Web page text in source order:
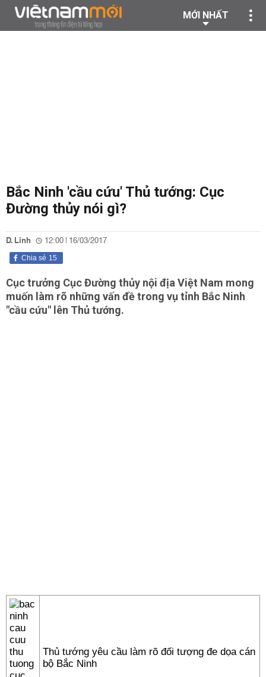
MỚI NHẤT
Bắc Ninh 'cầu cứu' Thủ tướng: Cục
Đường thủy nói gì?
D. Linh 12:00 | 16/03/2017
15
Chia sẻ
Cục trưởng Cục Đường thủy nội địa Việt Nam mong
muốn làm rõ những vấn đề trong vụ tỉnh Bắc Ninh
"cầu cứu" lên Thủ tướng.
Thủ tướng yêu cầu làm rõ đối tượng đe dọa cán
bộ Bắc Ninh